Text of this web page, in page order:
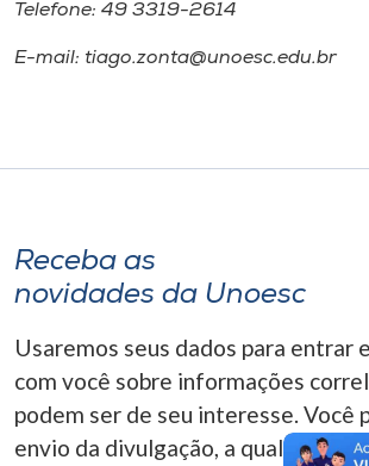
Telefone: 49 3319-2614
E-mail: tiago.zonta@unoesc.edu.br
Receba as
novidades da Unoesc
Usaremos seus dados para entrar
com você sobre informações
podem ser de seu interesse. Você
envio da divulgação, a qualquer